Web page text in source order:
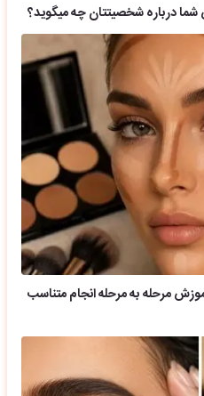
درباره شخصیتتان چه میگوید؟
مرحله به مرحله انجام متناسب